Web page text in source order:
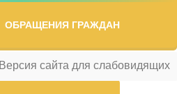
ОБРАЩЕНИЯ ГРАЖДАН
Версия сайта для слабовидящих
Версия сайта для слабовидящих
Версия сайта для слабовидящих
Версия сайта для слабовидящих